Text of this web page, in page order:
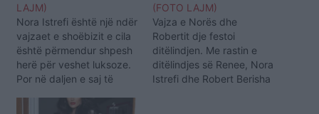
LAJM)
Nora Istrefi është një ndër
vajzaet e shoëbizit e cila
është përmendur shpesh
herë për veshet luksoze.
Por në daljen e saj të
festën e ditëlindjes që
(FOTO LAJM)
Vajza e Norës dhe
Robertit dje festoi
ditëlindjen. Me rastin e
ditëlindjes së Renee, Nora
Istrefi dhe Robert Berisha